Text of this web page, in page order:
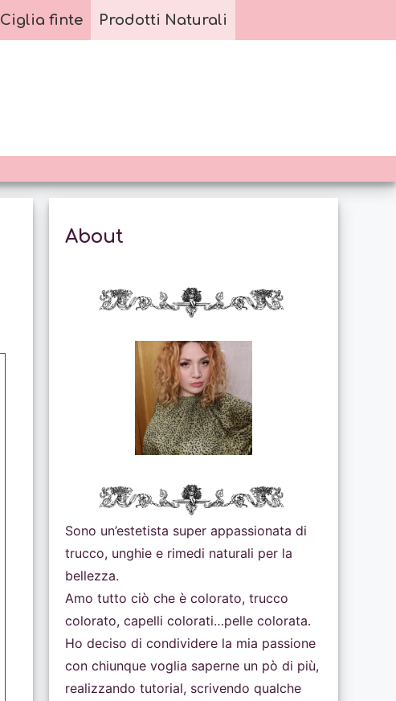
Ciglia finte Prodotti Naturali
About
Sono un’estetista super appassionata di
trucco, unghie e rimedi naturali per la
bellezza.
Amo tutto ciò che è colorato, trucco
colorato, capelli colorati…pelle colorata.
Ho deciso di condividere la mia passione
con chiunque voglia saperne un pò di più,
realizzando tutorial, scrivendo qualche